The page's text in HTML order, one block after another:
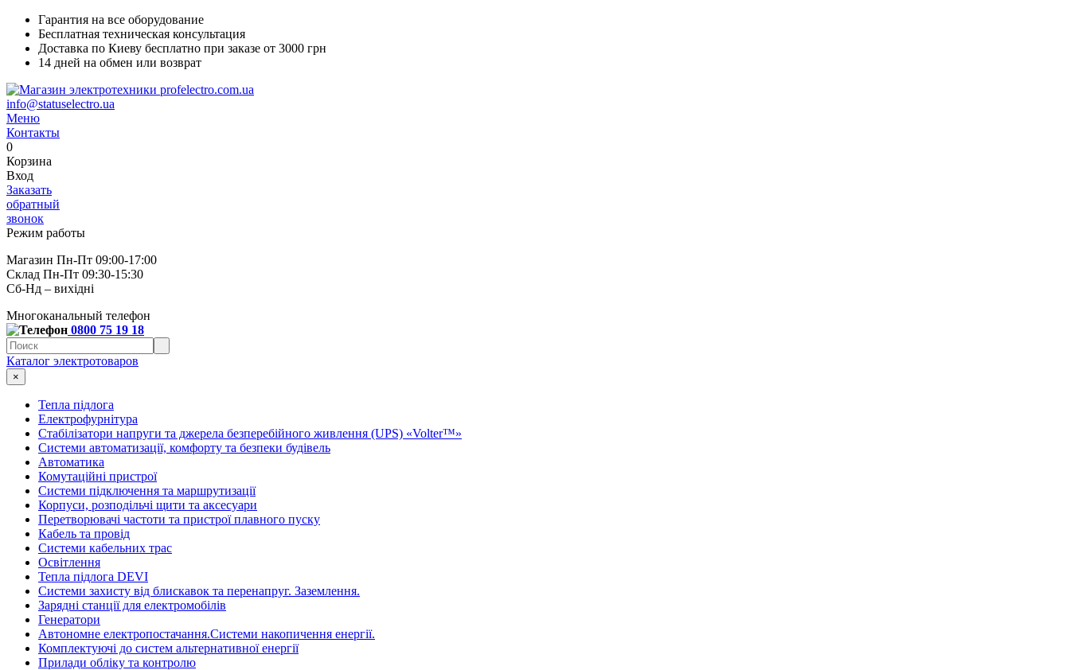
Гарантия на все оборудование
Бесплатная техническая консультация
Доставка по Киеву бесплатно при заказе от 3000 грн
14 дней на обмен или возврат
info@statuselectro.ua
Меню
Контакты
0
Корзина
Вход
Заказать
обратный
звонок
Режим работы
Магазин Пн-Пт 09:00-17:00
Склад Пн-Пт 09:30-15:30
Сб-Нд – вихідні
Многоканальный телефон
0800 75 19 18
Каталог электротоваров
×
Тепла підлога
Електрофурнітура
Cтабілізатори напруги та джерела безперебійного живлення (UPS) «Volter™»
Системи автоматизації, комфорту та безпеки будівель
Автоматика
Комутаційні пристрої
Системи підключення та маршрутизації
Корпуси, розподільчі щити та аксесуари
Перетворювачі частоти та пристрої плавного пуску
Кабель та провід
Системи кабельних трас
Освітлення
Тепла підлога DEVI
Системи захисту від блискавок та перенапруг. Заземлення.
Зарядні станції для електромобілів
Генератори
Автономне електропостачання.Системи накопичення енергії.
Комплектуючі до систем альтернативної енергії
Прилади обліку та контролю